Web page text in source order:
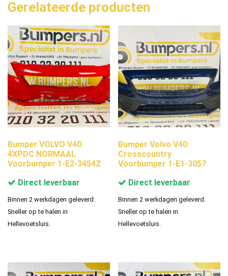
Gerelateerde producten
Bumper VOLVO V40
4XPDC NORMAAL
Voorbumper 1-E2-3454Z
Direct leverbaar
Binnen 2 werkdagen geleverd.
Sneller op te halen in
Hellevoetsluis.
Bumper Volvo V40
Crosscountry
Voorbumper 1-E1-3057
Direct leverbaar
Binnen 2 werkdagen geleverd.
Sneller op te halen in
Hellevoetsluis.